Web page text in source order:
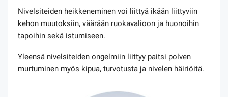
Nivelsiteiden heikkeneminen voi liittyä ikään liittyviin
kehon muutoksiin, väärään ruokavalioon ja huonoihin
tapoihin sekä istumiseen.
Yleensä nivelsiteiden ongelmiin liittyy paitsi polven
murtuminen myös kipua, turvotusta ja nivelen häiriöitä.